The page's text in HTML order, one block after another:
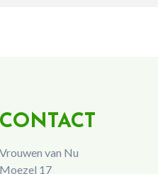
CONTACT
Vrouwen van Nu
Moezel 17